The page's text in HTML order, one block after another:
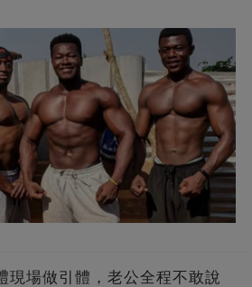
現場做引體，老公全程不敢說